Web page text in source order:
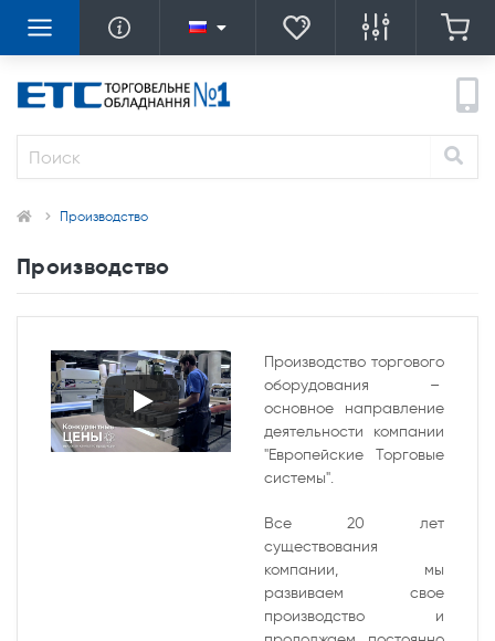
Производство
Производство
Производство торгового
оборудования –
основное направление
деятельности компании
"Европейские Торговые
системы".
Все 20 лет
существования
компании, мы
развиваем свое
производство и